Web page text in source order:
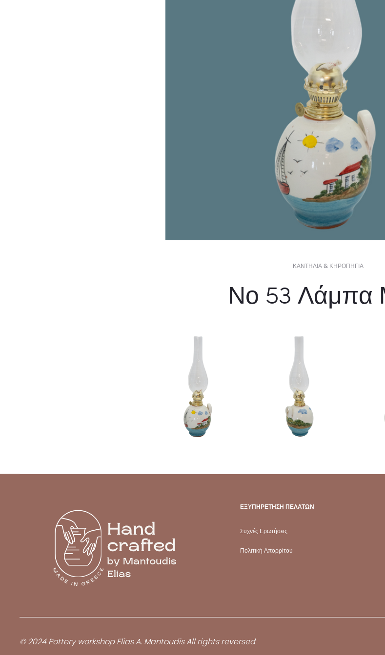
ΚΑΝΤΉΛΙΑ & ΚΗΡΟΠΉΓΙΑ
Νο 53 Λάμπα
ΕΞΥΠΗΡΈΤΗΣΗ ΠΕΛΑΤΏΝ
Συχνές Ερωτήσεις
Πολιτική Απορρίτου
© 2024 Pottery workshop Elias A. Mantoudis All rights reversed